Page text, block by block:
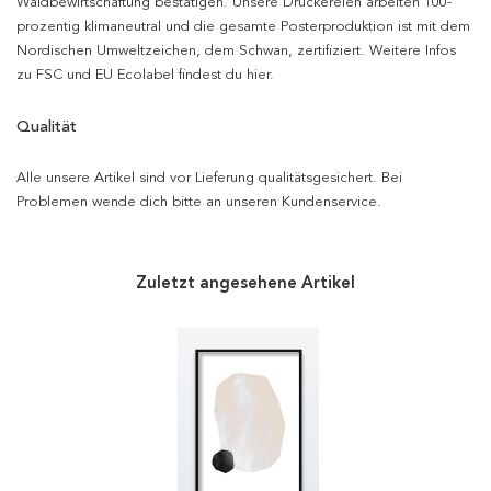
prozentig klimaneutral und die gesamte Posterproduktion ist mit dem
Nordischen Umweltzeichen, dem Schwan, zertifiziert. Weitere Infos
zu FSC und EU Ecolabel findest du hier.
Qualität
Alle unsere Artikel sind vor Lieferung qualitätsgesichert. Bei
Problemen wende dich bitte an unseren Kundenservice.
Zuletzt angesehene Artikel